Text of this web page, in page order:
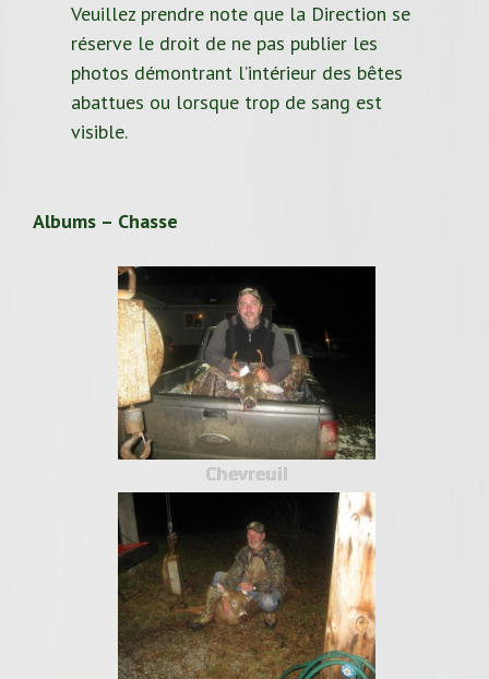
Veuillez prendre note que la Direction se
réserve le droit de ne pas publier les
photos démontrant l’intérieur des bêtes
abattues ou lorsque trop de sang est
visible.
Albums – Chasse
Chevreuil